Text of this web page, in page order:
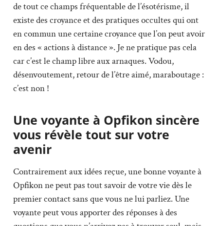
de tout ce champs fréquentable de l’ésotérisme, il
existe des croyance et des pratiques occultes qui ont
en commun une certaine croyance que l’on peut avoir
en des « actions à distance ». Je ne pratique pas cela
car c’est le champ libre aux arnaques. Vodou,
désenvoutement, retour de l’être aimé, maraboutage :
c’est non !
Une voyante à Opfikon sincère
vous révèle tout sur votre
avenir
Contrairement aux idées reçue, une bonne voyante à
Opfikon ne peut pas tout savoir de votre vie dès le
premier contact sans que vous ne lui parliez. Une
voyante peut vous apporter des réponses à des